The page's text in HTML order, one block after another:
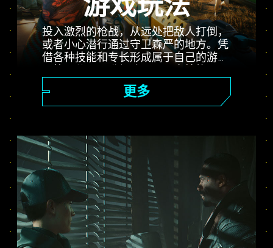
游戏玩法
投入激烈的枪战，从远处把敌人打倒，
或者小心潜行通过守卫森严的地方。凭
借各种技能和专长形成属于自己的游戏
能够强化肉身的植入体，成为城里最厉
害的雇佣兵。
更多